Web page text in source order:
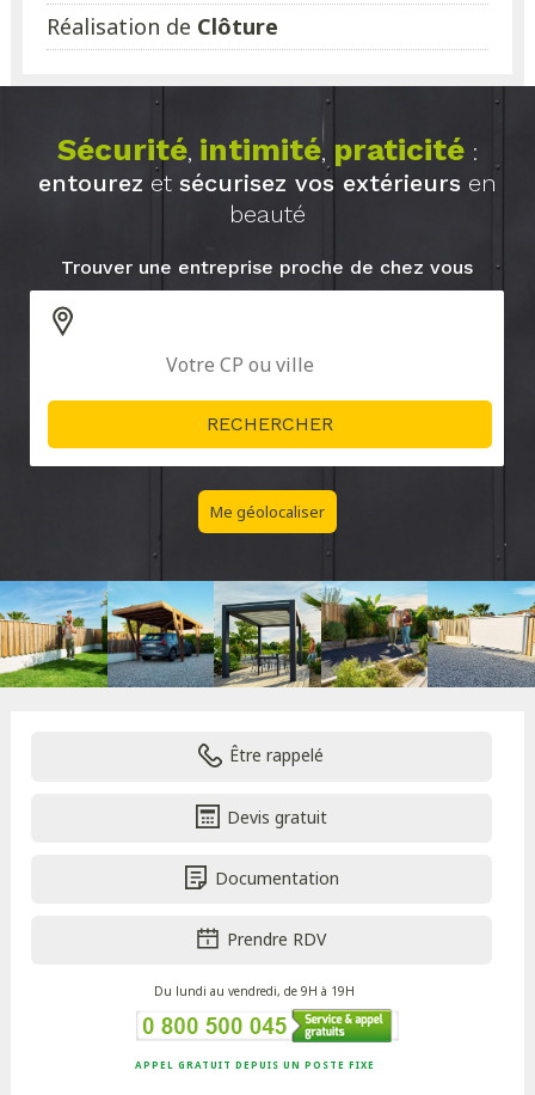
Réalisation de Clôture
Sécurité, intimité, praticité:
entourez et sécurisez vos extérieurs en
beauté
Trouver une entreprise proche de chez vous
Me géolocaliser
Être rappelé
Devis gratuit
Documentation
Prendre RDV
Du lundi au vendredi, de 9H à 19H
APPEL GRATUIT DEPUIS UN POSTE FIXE